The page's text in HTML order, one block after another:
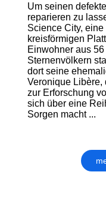
Um seinen
reparieren zu
Science City,
kreisförmigen
Einwohner aus
Sternenvölkern
dort seine
Veronique Libère,
zur Erforschung
sich über eine
Sorgen macht ...